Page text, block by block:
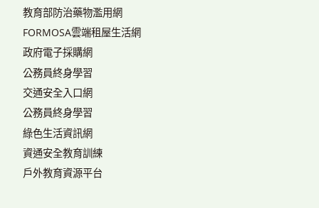
教育部防治藥物濫用網
FORMOSA雲端租屋生活網
政府電子採購網
公務員終身學習
交通安全入口網
公務員終身學習
綠色生活資訊網
資通安全教育訓練
戶外教育資源平台